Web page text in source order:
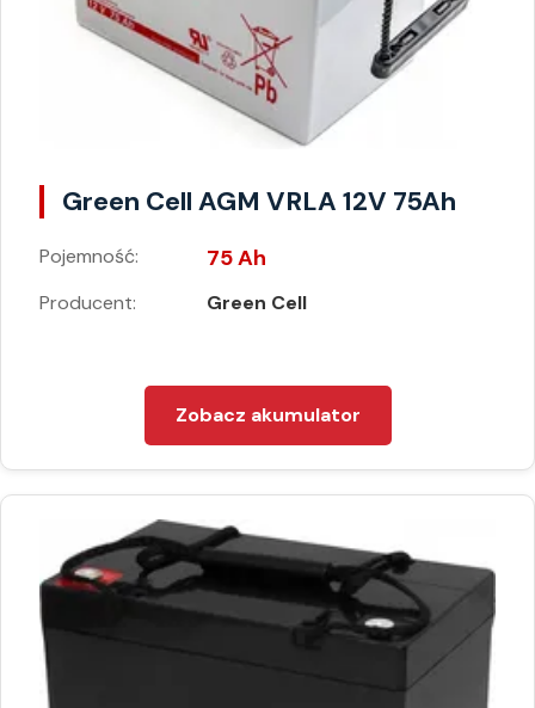
Green Cell AGM VRLA 12V 75Ah
Pojemność: 75 Ah
Producent: Green Cell
Zobacz akumulator